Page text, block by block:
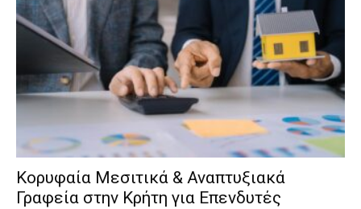
Κορυφαία Μεσιτικά & Αναπτυξιακά
Γραφεία στην Κρήτη για Επενδυτές